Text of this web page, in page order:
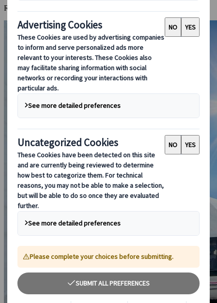
Resa genom de japanska Alperna